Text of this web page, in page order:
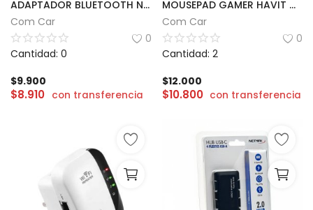
ARS ($)
ADAPTADOR BLUETOOTH NETMAK PARA PC
Com Car
0
Cantidad: 0
$9.900
$8.910 con transferencia
MOUSEPAD GAMER HAVIT MP845 | 70 x 70 x 3
Com Car
0
Cantidad: 2
$12.000
$10.800 con transferencia